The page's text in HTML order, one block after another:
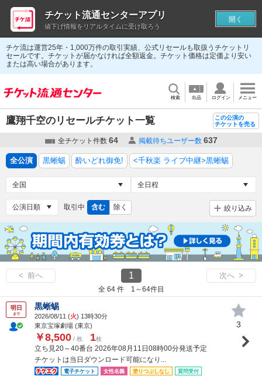
チケ流は運営25年・1,000万件の取引実績、公式リセールも取扱うチケットリ
セールです。チケットが届かなければ全額返金。チケット価格は定価より安い
または高い場合があります。
検索 出品 ログイン メニュー
鷹翔千空のリセールチケット一覧
この公演の
チケットを売る
全チケット件数 64 掲載待ちユーザー数 637
全公演 黒蜥蜴 酔いどれ御免! <千秋楽 ライブ中継>黒蜥蜴
取引中 含む 除く 絞り込み
< 前へ 1 次へ >
全 64 件 1～64件目
明日
まで
黒蜥蜴
2026/08/11 (火) 13時30分
東京宝塚劇場 (東京)
￥8,500 / 枚 1枚
立ち見20～40番台 2026年08月11日08時00分発送予定
チケットは当日ダウンロード可能になり...
電子チケット 女性名義 塗りつぶしなし 質問受付
3
チケット流通センターアプリ
値下げ情報をリアルタイムに受け取ろう
開く